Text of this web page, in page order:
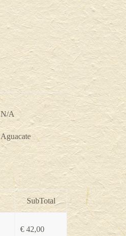
N/A
Aguacate
SubTotal
€ 42,00